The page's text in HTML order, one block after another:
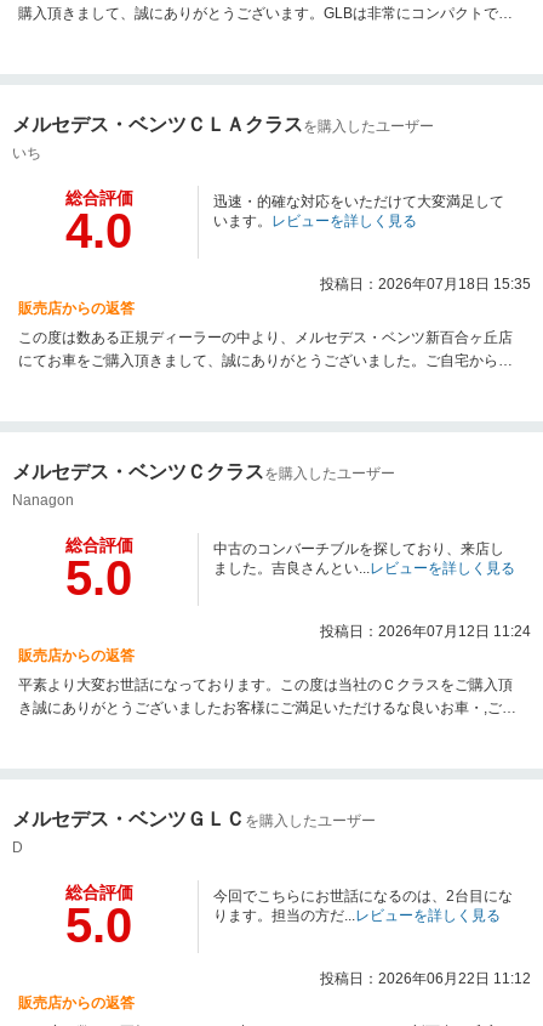
購入頂きまして、誠にありがとうございます。GLBは非常にコンパクトであ
適しており、ご安心してカーライフをお楽しみください。お困りごとがござ
願いいたします。
メルセデス・ベンツＣＬＡクラスを購入したユーザー
いち
総合評価
4.0
迅速・的確な対応をいただけて大変満足して
います。 レビューを詳しく見る
投稿日：2026年07月18日 15:35
販売店からの返答
この度は数ある正規ディーラーの中より、メルセデス・ベンツ新百合ヶ丘店
にてお車をご購入頂きまして、誠にありがとうございました。ご自宅から距
かと存じます。スタッフ一同でサポート致しますので、お困りの際はお気軽
メルセデス・ベンツＣクラスを購入したユーザー
Nanagon
総合評価
5.0
中古のコンバーチブルを探しており、来店し
ました。吉良さんとい...レビューを詳しく見る
投稿日：2026年07月12日 11:24
販売店からの返答
平素より大変お世話になっております。この度は当社のＣクラスをご購入頂
き誠にありがとうございましたお客様にご満足いただけるな良いお車・,ご提
よろしくお願い申し上げます。
メルセデス・ベンツＧＬＣ を購入したユーザー
D
総合評価
5.0
今回でこちらにお世話になるのは、2台目にな
ります。担当の方だ...レビューを詳しく見る
投稿日：2026年06月22日 11:12
販売店からの返答